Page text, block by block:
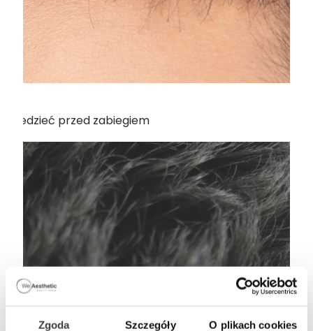
Zgoda Szczegóły O plikach cookies
wiedzieć przed zabiegiem